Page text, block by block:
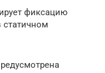
фиксацию